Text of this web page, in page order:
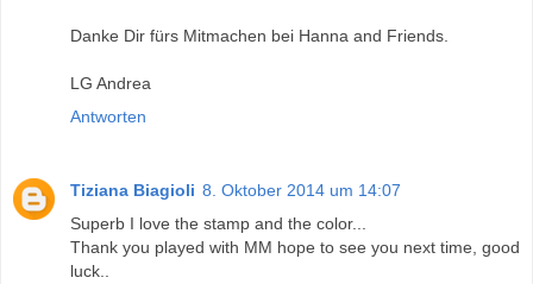
Danke Dir fürs Mitmachen bei Hanna and Friends.
LG Andrea
Antworten
Tiziana Biagioli 8. Oktober 2014 um 14:07
Superb I love the stamp and the color...
Thank you played with MM hope to see you next time, good
luck..